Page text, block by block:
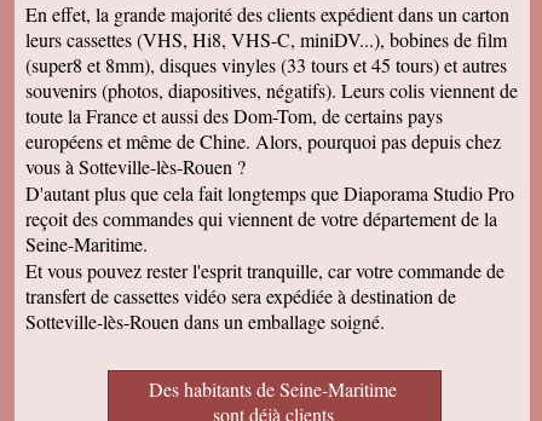
En effet, la grande majorité des clients expédient dans un carton
leurs cassettes (VHS, Hi8, VHS-C, miniDV...), bobines de film
(super8 et 8mm), disques vinyles (33 tours et 45 tours) et autres
souvenirs (photos, diapositives, négatifs). Leurs colis viennent de
toute la France et aussi des Dom-Tom, de certains pays
européens et même de Chine. Alors, pourquoi pas depuis chez
vous à Sotteville-lès-Rouen ?
D'autant plus que cela fait longtemps que Diaporama Studio Pro
reçoit des commandes qui viennent de votre département de la
Seine-Maritime.
Et vous pouvez rester l'esprit tranquille, car votre commande de
transfert de cassettes vidéo sera expédiée à destination de
Sotteville-lès-Rouen dans un emballage soigné.
Des habitants de Seine-Maritime
sont déjà clients